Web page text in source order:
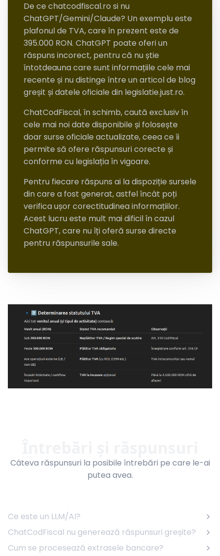
De ce chatcodfiscal.ro si nu
ChatGPT/Gemini/Claude? Un exemplu este
plafonul de TVA, care în prezent este de
395.000 RON. ChatGPT poate oferi un
răspuns incorect, pentru că nu știe
întotdeauna care sunt informațiile cele mai
recente și nu distinge între un articol de blog
greșit și datele oficiale din legislatie.just.ro.
ChatCodFiscal, în schimb, caută exclusiv în
cele mai noi date disponibile și folosește
doar surse oficiale actualizate, ceea ce îi
permite să ofere răspunsuri corecte și
conforme cu legislația în vigoare.
Pentru fiecare răspuns ai la dispoziție sursele
din care a fost generat, astfel încât poți
verifica ușor corectitudinea informațiilor.
Acest lucru este mult mai dificil în cazul
ChatGPT, care nu îți oferă surse directe
pentru răspunsurile sale.
Câteva răspunsuri la posibile întrebări pe care le-ai
putea avea.
Ce este un LLM/AI?
ChatCodFiscal nu generează răspunsuri greșite?
Cum se procesează extrasele bancare?